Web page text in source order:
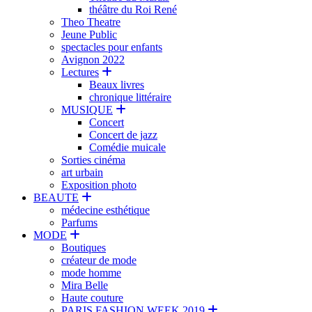
théâtre du Roi René
Theo Theatre
Jeune Public
spectacles pour enfants
Avignon 2022
Lectures
Beaux livres
chronique littéraire
MUSIQUE
Concert
Concert de jazz
Comédie muicale
Sorties cinéma
art urbain
Exposition photo
BEAUTE
médecine esthétique
Parfums
MODE
Boutiques
créateur de mode
mode homme
Mira Belle
Haute couture